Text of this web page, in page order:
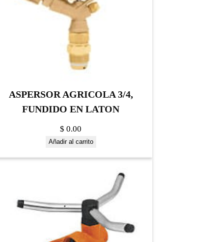
ASPERSOR AGRICOLA 3/4,
FUNDIDO EN LATON
$ 0.00
Añadir al carrito